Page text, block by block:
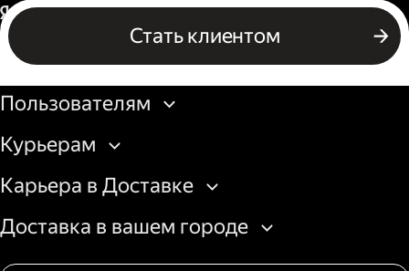
Стать клиентом
Россия
Бизнесу
Пользователям
Курьерам
Карьера в Доставке
Доставка в вашем городе